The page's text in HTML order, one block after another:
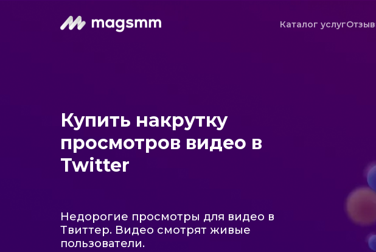
Каталог услуг
Купить накрутку
просмотров видео в
Twitter
Недорогие просмотры для видео в
Твиттер. Видео смотрят живые
пользователи.